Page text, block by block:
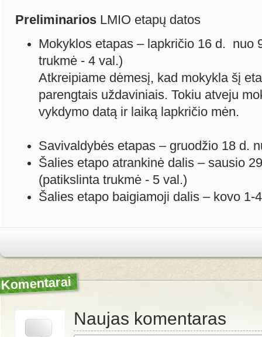
Preliminarios LMIO etapų datos
Mokyklos etapas – lapkričio 16 d. nuo
trukmė - 4 val.)
Atkreipiame dėmesį, kad mokykla šį
parengtais uždaviniais. Tokiu atveju
vykdymo datą ir laiką lapkričio mėn.
Savivaldybės etapas – gruodžio 18 d.
Šalies etapo atrankinė dalis – sausio
(patikslinta trukmė - 5 val.)
Šalies etapo baigiamoji dalis – kovo 1-
Komentarai
Naujas komentaras